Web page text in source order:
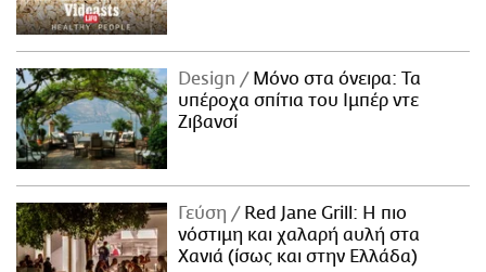
Design
Μόνο στα όνειρα: Τα
υπέροχα σπίτια του Ιμπέρ ντε
Ζιβανσί
Γεύση
Red Jane Grill: Η πιο
νόστιμη και χαλαρή αυλή στα
Χανιά (ίσως και στην Ελλάδα)